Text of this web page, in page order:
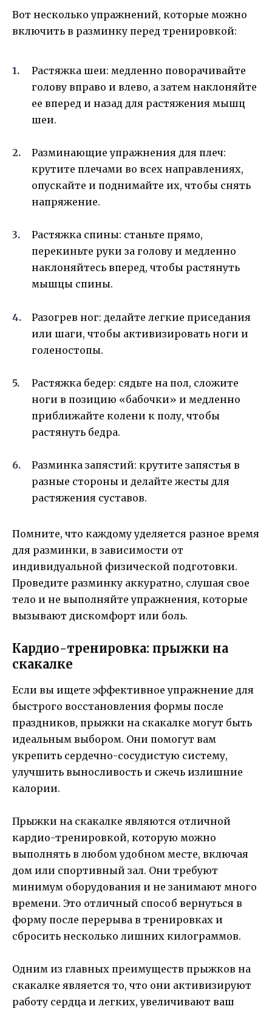
Вот несколько упражнений, которые можно
включить в разминку перед тренировкой:
Растяжка шеи: медленно поворачивайте
голову вправо и влево, а затем наклоняйте
ее вперед и назад для растяжения мышц
шеи.
Разминающие упражнения для плеч:
крутите плечами во всех направлениях,
опускайте и поднимайте их, чтобы снять
напряжение.
Растяжка спины: станьте прямо,
перекиньте руки за голову и медленно
наклоняйтесь вперед, чтобы растянуть
мышцы спины.
Разогрев ног: делайте легкие приседания
или шаги, чтобы активизировать ноги и
голеностопы.
Растяжка бедер: сядьте на пол, сложите
ноги в позицию «бабочки» и медленно
приближайте колени к полу, чтобы
растянуть бедра.
Разминка запястий: крутите запястья в
разные стороны и делайте жесты для
растяжения суставов.
Помните, что каждому уделяется разное время
для разминки, в зависимости от
индивидуальной физической подготовки.
Проведите разминку аккуратно, слушая свое
тело и не выполняйте упражнения, которые
вызывают дискомфорт или боль.
Кардио-тренировка: прыжки на
скакалке
Если вы ищете эффективное упражнение для
быстрого восстановления формы после
праздников, прыжки на скакалке могут быть
идеальным выбором. Они помогут вам
укрепить сердечно-сосудистую систему,
улучшить выносливость и сжечь излишние
калории.
Прыжки на скакалке являются отличной
кардио-тренировкой, которую можно
выполнять в любом удобном месте, включая
дом или спортивный зал. Они требуют
минимум оборудования и не занимают много
времени. Это отличный способ вернуться в
форму после перерыва в тренировках и
сбросить несколько лишних килограммов.
Одним из главных преимуществ прыжков на
скакалке является то, что они активизируют
работу сердца и легких, увеличивают ваш